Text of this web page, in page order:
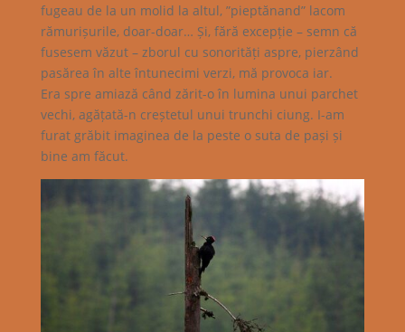
fugeau de la un molid la altul, ”pieptănand” lacom
rămurișurile, doar-doar… Și, fără excepție – semn că
fusesem văzut – zborul cu sonorități aspre, pierzând
pasărea în alte întunecimi verzi, mă provoca iar.
Era spre amiază când zărit-o în lumina unui parchet
vechi, agățată-n creștetul unui trunchi ciung. I-am
furat grăbit imaginea de la peste o suta de pași și
bine am făcut.